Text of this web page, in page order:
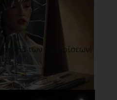
των συγκρίσεων!
Σ[...]